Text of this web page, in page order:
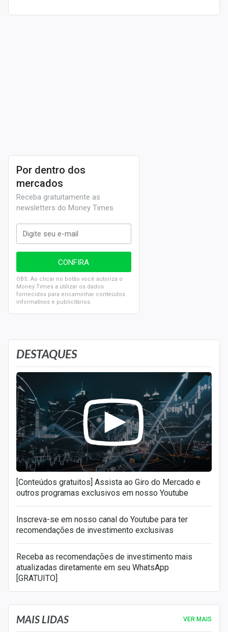
DESTAQUES
[Conteúdos gratuitos] Assista ao Giro do Mercado e
outros programas exclusivos em nosso Youtube
Inscreva-se em nosso canal do Youtube para ter
recomendações de investimento exclusivas
Receba as recomendações de investimento mais
atualizadas diretamente em seu WhatsApp
[GRATUITO]
Por dentro dos
mercados
Receba gratuitamente as
newsletters do Money Times
OBS: Ao clicar no botão você autoriza o
Money Times a utilizar os dados
fornecidos para encaminhar conteúdos
informativos e publicitários.
MAIS LIDAS VER MAIS